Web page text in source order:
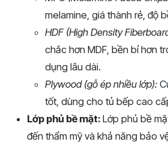
melamine, giá thành rẻ, độ
HDF (High Density
chắc hơn MDF, bền bỉ hơn
dụng lâu dài.
Plywood (gỗ ép nhiều lớp):
tốt, dùng cho tủ bếp cao
Lớp phủ bề mặt: Lớp phủ bề
đến thẩm mỹ và khả năng bảo